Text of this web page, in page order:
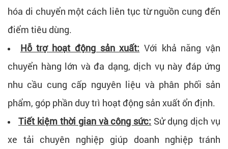
hóa di chuyển một cách liên tục từ nguồn cung đến
điểm tiêu dùng.
Hỗ trợ hoạt động sản xuất: Với khả năng vận
chuyển hàng lớn và đa dạng, dịch vụ này đáp ứng
nhu cầu cung cấp nguyên liệu và phân phối sản
phẩm, góp phần duy trì hoạt động sản xuất ổn định.
Tiết kiệm thời gian và công sức: Sử dụng dịch vụ
xe tải chuyên nghiệp giúp doanh nghiệp tránh